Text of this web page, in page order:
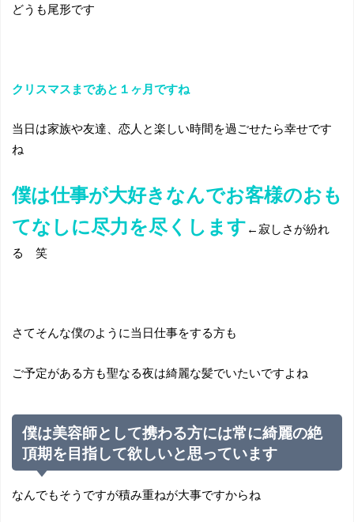
どうも尾形です
クリスマスまであと１ヶ月ですね
当日は家族や友達、恋人と楽しい時間を過ごせたら幸せです
ね
僕は仕事が大好きなんでお客様のおも
てなしに尽力を尽くします ←寂しさが紛れ
る 笑
さてそんな僕のように当日仕事をする方も
ご予定がある方も聖なる夜は綺麗な髪でいたいですよね
僕は美容師として携わる方には常に綺麗の絶
頂期を目指して欲しいと思っています
なんでもそうですが積み重ねが大事ですからね